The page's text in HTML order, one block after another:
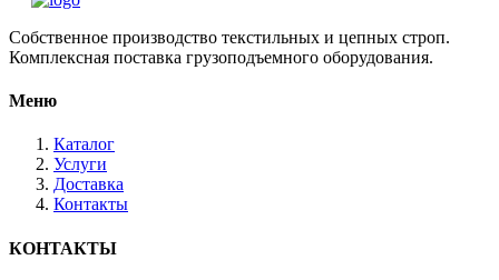
Собственное производство текстильных и цепных строп.
Комплексная поставка грузоподъемного оборудования.
Меню
Каталог
Услуги
Доставка
Контакты
КОНТАКТЫ